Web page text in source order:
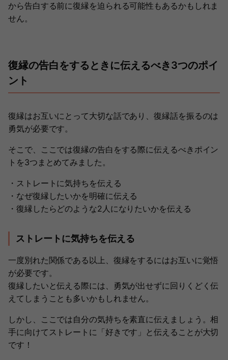
から告白する前に復縁を迫られる可能性もあるかもしれま
せん。
復縁の告白をするときに伝えるべき3つのポイ
ント
復縁はお互いにとって大切な話であり、復縁話を振るのは
勇気が必要です。
そこで、ここでは復縁の告白をする際に伝えるべきポイン
トを3つまとめてみました。
・ストレートに気持ちを伝える
・なぜ復縁したいかを明確に伝える
・復縁したらどのような2人になりたいかを伝える
ストレートに気持ちを伝える
一度別れた関係である以上、復縁をするにはお互いに覚悟
が必要です。
復縁したいと伝える際には、勇気が出せずに回りくどく伝
えてしまうことも多いかもしれません。
しかし、ここでは自分の気持ちを素直に伝えましょう。相
手に向けてストレートに「好きです」と伝えることが大切
です！